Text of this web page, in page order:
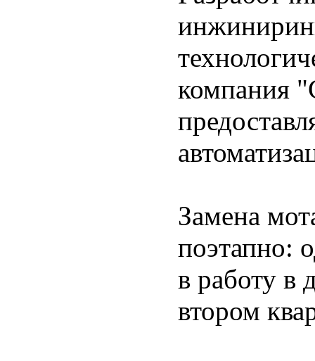
компания
Замена
поэтапно:
в работу в
втором